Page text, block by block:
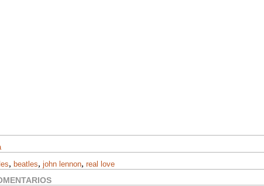
,beatles,john lennon,real love